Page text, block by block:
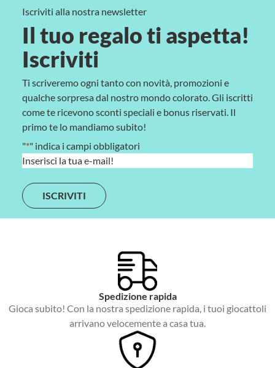
Iscriviti alla nostra newsletter
Il tuo regalo ti aspetta!
Iscriviti
Ti scriveremo ogni tanto con novità, promozioni e
qualche sorpresa dal nostro mondo colorato. Gli iscritti
come te ricevono sconti speciali e bonus riservati. Il
primo te lo mandiamo subito!
"*" indica i campi obbligatori
E
a
i
l
Spedizione rapida
Gioca subito! Con la nostra spedizione rapida, i tuoi giocattoli
arrivano velocemente a casa tua.